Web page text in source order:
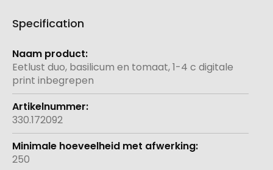
Specification
Meer
informatie
Eetlust duo, basilicum en tomaat, 1-4 c digitale
print inbegrepen
330.172092
250